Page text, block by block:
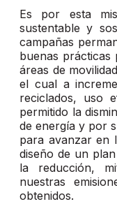
Es por esta
sustentable y
campañas
buenas prácticas
áreas de
el cual a
reciclados, uso
permitido la
de energía y por
para avanzar en
diseño de un
la reducción,
nuestras
obtenidos.